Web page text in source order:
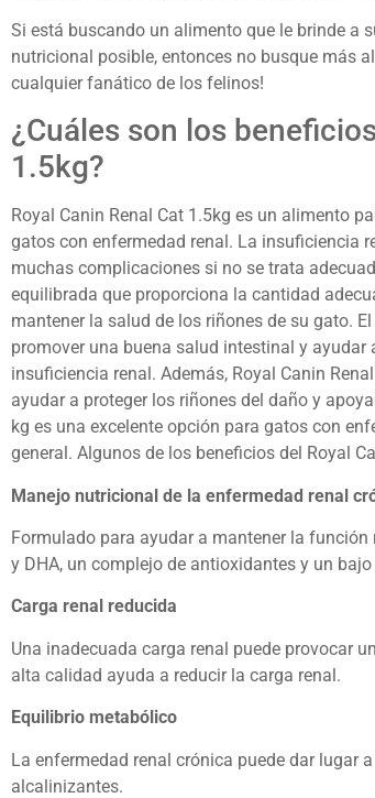
Si está buscando un alimento que le brinde a
nutricional posible, entonces no busque más
cualquier fanático de los felinos!
¿Cuáles son los
1.5kg?
Royal Canin Renal Cat 1.5kg es un alimento
gatos con enfermedad renal. La insuficiencia
muchas complicaciones si no se trata
equilibrada que proporciona la cantidad
mantener la salud de los riñones de su gato.
promover una buena salud intestinal y
insuficiencia renal. Además, Royal Canin
ayudar a proteger los riñones del daño y
kg es una excelente opción para gatos con
general. Algunos de los beneficios del Royal
Manejo nutricional de la enfermedad renal
Formulado para ayudar a mantener la función
y DHA, un complejo de antioxidantes y un
Carga renal reducida
Una inadecuada carga renal puede provocar
alta calidad ayuda a reducir la carga renal.
Equilibrio metabólico
La enfermedad renal crónica puede dar lugar
alcalinizantes.